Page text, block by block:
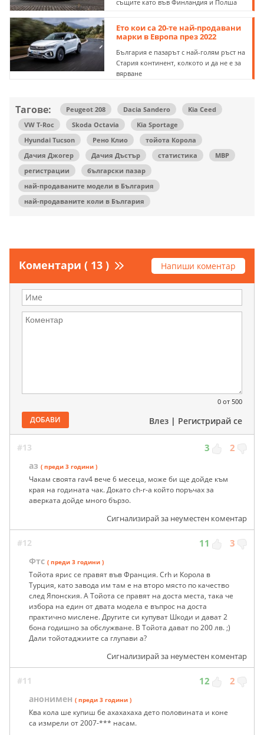
същите като във Финландия и Полша
Ето кои са 20-те най-продавани
марки в Европа през 2022
България е пазарът с най-голям ръст на
Стария континент, колкото и да не е за
вярване
Тагове: Peugeot 208 Dacia Sandero
Kia Ceed
VW T-Roc
Skoda Octavia
Kia Sportage
Hyundai Tucson
Рено Клио
тойота Корола
Дачия Джогер
Дачия Дъстър статистика
МВР
регистрации
български пазар
най-продаваните модели в България
най-продаваните коли в България
Коментари ( 13 ) Напиши коментар
0 от 500
ДОБАВИ Влез | Регистрирай се
#13 3 2
аз ( преди 3 години )
Чакам своята rav4 вече 6 месеца, може би ще дойде към
края на годината чак. Докато ch-r-a който поръчах за
аверката дойде много бързо.
Сигнализирай за неуместен коментар
#12 11 3
Фтс ( преди 3 години )
Тойота ярис се правят във Франция. Crh и Корола в
Турция, като завода им там е на второ място по качество
след Японския. А Тойота се правят на доста места, така че
избора на един от двата модела е въпрос на доста
практично мислене. Другите си купуват Шкоди и дават 2
бона годишно за обслужване. В Тойота дават по 200 лв. ;)
Дали тойотаджиите са глупави а?
Сигнализирай за неуместен коментар
#11 12 2
анонимен ( преди 3 години )
Ква кола ше купиш бе ахахахаха дето половината и коне
са измрели от 2007-*** насам.